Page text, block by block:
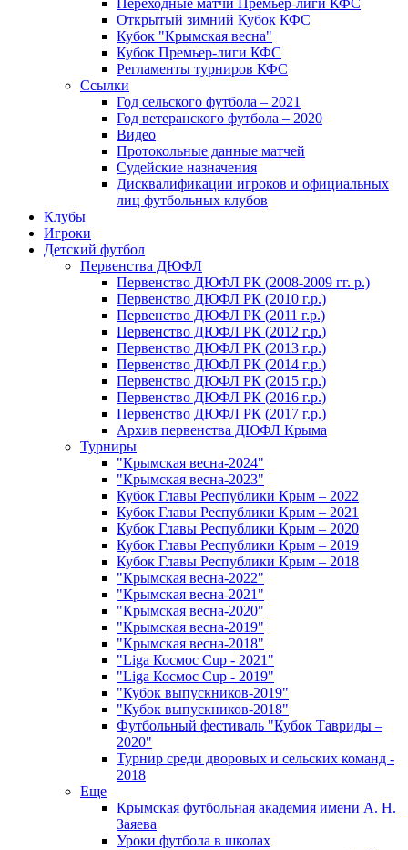
Переходные матчи Премьер-лиги КФС
Открытый зимний Кубок КФС
Кубок "Крымская весна"
Кубок Премьер-лиги КФС
Регламенты турниров КФС
Ссылки
Год сельского футбола – 2021
Год ветеранского футбола – 2020
Видео
Протокольные данные матчей
Судейские назначения
Дисквалификации игроков и официальных
лиц футбольных клубов
Клубы
Игроки
Детский футбол
Первенства ДЮФЛ
Первенство ДЮФЛ РК (2008-2009 гг. р.)
Первенство ДЮФЛ РК (2010 г.р.)
Первенство ДЮФЛ РК (2011 г.р.)
Первенство ДЮФЛ РК (2012 г.р.)
Первенство ДЮФЛ РК (2013 г.р.)
Первенство ДЮФЛ РК (2014 г.р.)
Первенство ДЮФЛ РК (2015 г.р.)
Первенство ДЮФЛ РК (2016 г.р.)
Первенство ДЮФЛ РК (2017 г.р.)
Архив первенства ДЮФЛ Крыма
Турниры
"Крымская весна-2024"
"Крымская весна-2023"
Кубок Главы Республики Крым – 2022
Кубок Главы Республики Крым – 2021
Кубок Главы Республики Крым – 2020
Кубок Главы Республики Крым – 2019
Кубок Главы Республики Крым – 2018
"Крымская весна-2022"
"Крымская весна-2021"
"Крымская весна-2020"
"Крымская весна-2019"
"Крымская весна-2018"
"Liga Космос Cup - 2021"
"Liga Космос Cup - 2019"
"Кубок выпускников-2019"
"Кубок выпускников-2018"
Футбольный фестиваль "Кубок Тавриды –
2020"
Турнир среди дворовых и сельских команд -
2018
Еще
Крымская футбольная академия имени А. Н.
Заяева
Уроки футбола в школах